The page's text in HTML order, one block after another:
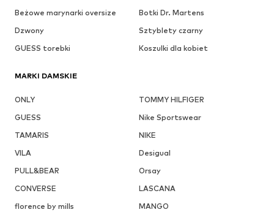
Beżowe marynarki oversize
Botki Dr. Martens
Dzwony
Sztyblety czarny
GUESS torebki
Koszulki dla kobiet
MARKI DAMSKIE
ONLY
TOMMY HILFIGER
GUESS
Nike Sportswear
TAMARIS
NIKE
VILA
Desigual
PULL&BEAR
Orsay
CONVERSE
LASCANA
florence by mills
MANGO